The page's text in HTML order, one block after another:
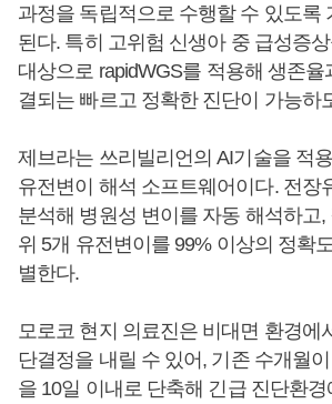
과정을 독립적으로 수행할 수 있도록
된다. 특히 고위험 신생아 중 급성증
대상으로 rapidWGS를 적용해 생존율
결되는 빠르고 정확한 진단이 가능하
제브라는 쓰리빌리언의 AI기술을 적
유전변이 해석 소프트웨어이다. 전장
분석해 병원성 변이를 자동 해석하고
위 5개 유전변이를 99% 이상의 정확
별한다.
모로코 현지 의료진은 비대면 환경에
단결정을 내릴 수 있어, 기존 수개월
을 10일 이내로 단축해 긴급 진단환